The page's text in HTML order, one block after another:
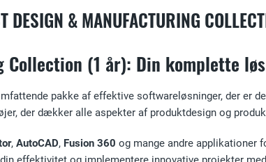
DESIGN & MANUFACTURING
Collection (1 år): Din komplette
pakke af effektive softwareløsninger, der er
der dækker alle aspekter af produktdesign og
, AutoCAD, Fusion 360 og mange andre applikationer